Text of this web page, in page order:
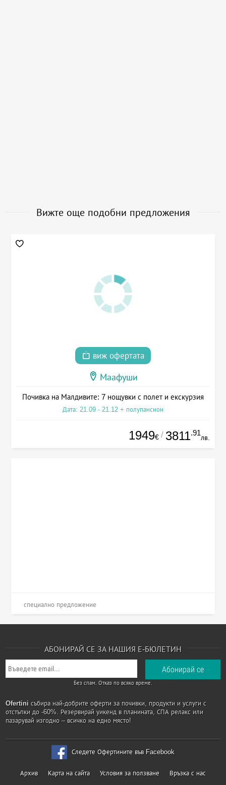
Вижте още подобни предложения
виж офертата
Маафуши
Почивка на Малдивите: 7 нощувки с полет и екскурзия
Дата: 21.09 - 21.12 + полупансион
1949€ / 3811.91
лв.
специално предложение
АБОНИРАЙ СЕ ЗА НАШИЯ Е-БЮЛЕТИН
Без спам. Отказ по всяко време.
Ofertini събира най-добрите оферти за почивки, продукти и услуги с
отстъпки до -60%. Резервирай уикенд в планината, СПА релакс или
пазарувай изгодно – всичко на едно място!
Следете Офертините във Facebook
Архив Карта на сайта Условия за ползване Връзка с нас